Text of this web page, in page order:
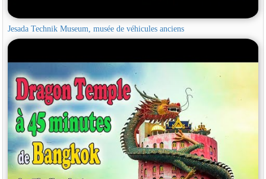
Jesada Technik Museum, musée de véhicules anciens